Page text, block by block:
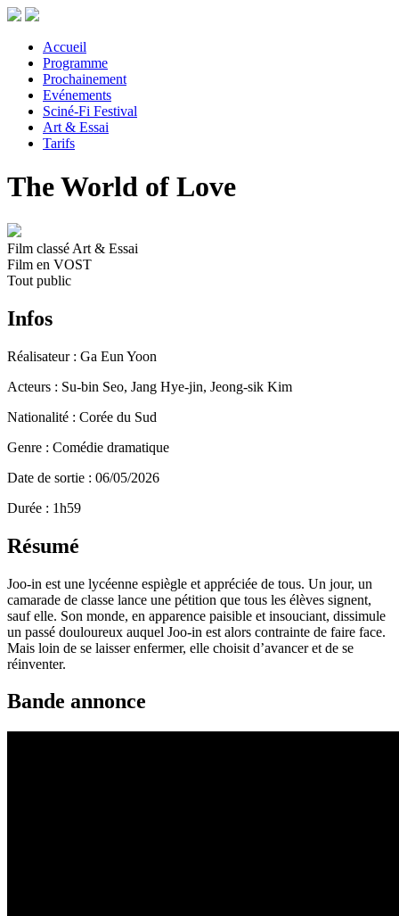
Accueil
Programme
Prochainement
Evénements
Sciné-Fi Festival
Art & Essai
Tarifs
The World of Love
Film classé Art & Essai
Film en VOST
Tout public
Infos
Réalisateur : Ga Eun Yoon
Acteurs : Su-bin Seo, Jang Hye-jin, Jeong-sik Kim
Nationalité : Corée du Sud
Genre : Comédie dramatique
Date de sortie : 06/05/2026
Durée : 1h59
Résumé
Joo-in est une lycéenne espiègle et appréciée de tous. Un jour, un
camarade de classe lance une pétition que tous les élèves signent,
sauf elle. Son monde, en apparence paisible et insouciant, dissimule
un passé douloureux auquel Joo-in est alors contrainte de faire face.
Mais loin de se laisser enfermer, elle choisit d’avancer et de se
réinventer.
Bande annonce